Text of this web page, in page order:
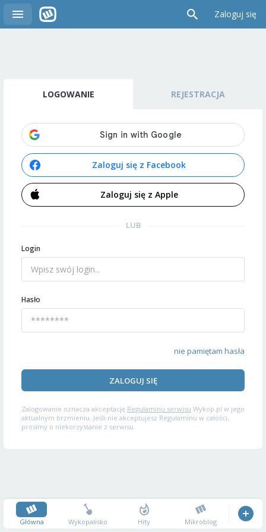
Zaloguj się
LOGOWANIE REJESTRACJA
Zaloguj się z Facebook
Zaloguj się z Apple
LUB
Login
Hasło
nie pamiętam hasła
ZALOGUJ SIĘ
Zalogowanie oznacza akceptację Regulaminu serwisu Wykop.pl w jego
aktualnym brzmieniu. Jeśli nie akceptujesz Regulaminu w całości,
prosimy o niekorzystanie z serwisu.
Główna Wykopalisko Hity Mikroblog